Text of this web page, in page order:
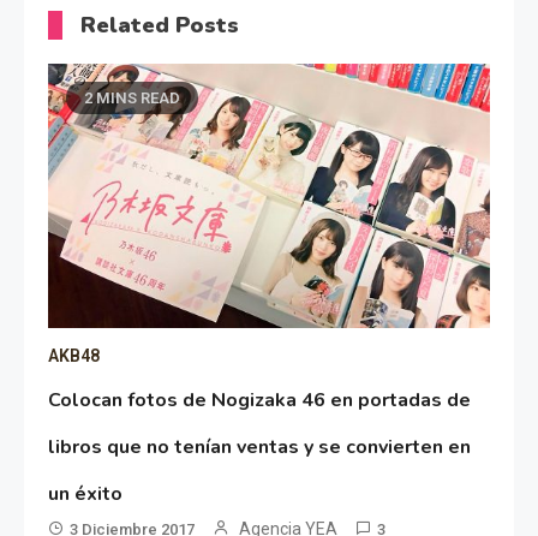
Related Posts
2 MINS READ
AKB48
Colocan fotos de Nogizaka 46 en portadas de
libros que no tenían ventas y se convierten en
un éxito
3 Diciembre 2017 Agencia YEA 3